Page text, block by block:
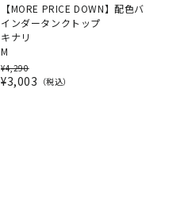
【MORE PRICE DOWN】配色バ
インダータンクトップ
キナリ
M
¥4,290
¥3,003 税込